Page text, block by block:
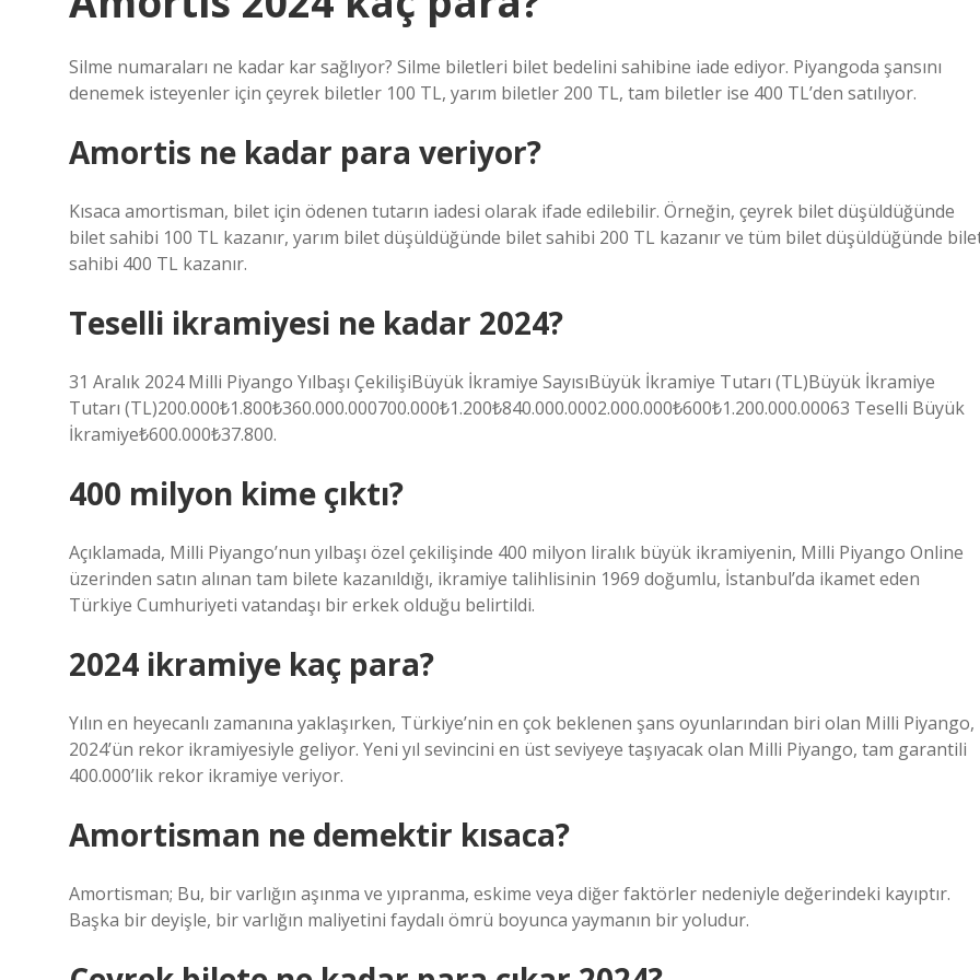
Silme numaraları ne kadar kar sağlıyor? Silme biletleri bilet bedelini sahibine iade ediyor. Piyangoda şansını
denemek isteyenler için çeyrek biletler 100 TL, yarım biletler 200 TL, tam biletler ise 400 TL’den satılıyor.
Amortis ne kadar para veriyor?
Kısaca amortisman, bilet için ödenen tutarın iadesi olarak ifade edilebilir. Örneğin, çeyrek bilet düşüldüğünde
bilet sahibi 100 TL kazanır, yarım bilet düşüldüğünde bilet sahibi 200 TL kazanır ve tüm bilet düşüldüğünde
sahibi 400 TL kazanır.
Teselli ikramiyesi ne kadar 2024?
31 Aralık 2024 Milli Piyango Yılbaşı ÇekilişiBüyük İkramiye SayısıBüyük İkramiye Tutarı (TL)Büyük İkramiye
Tutarı (TL)200.000₺1.800₺360.000.000700.000₺1.200₺840.000.0002.000.000₺600₺1.200.000.00063 Teselli Büyük
İkramiye₺600.000₺37.800.
400 milyon kime çıktı?
Açıklamada, Milli Piyango’nun yılbaşı özel çekilişinde 400 milyon liralık büyük ikramiyenin, Milli Piyango Online
üzerinden satın alınan tam bilete kazanıldığı, ikramiye talihlisinin 1969 doğumlu, İstanbul’da ikamet eden
Türkiye Cumhuriyeti vatandaşı bir erkek olduğu belirtildi.
2024 ikramiye kaç para?
Yılın en heyecanlı zamanına yaklaşırken, Türkiye’nin en çok beklenen şans oyunlarından biri olan Milli Piyango,
2024’ün rekor ikramiyesiyle geliyor. Yeni yıl sevincini en üst seviyeye taşıyacak olan Milli Piyango, tam garantili
400.000’lik rekor ikramiye veriyor.
Amortisman ne demektir kısaca?
Amortisman; Bu, bir varlığın aşınma ve yıpranma, eskime veya diğer faktörler nedeniyle değerindeki kayıptır.
Başka bir deyişle, bir varlığın maliyetini faydalı ömrü boyunca yaymanın bir yoludur.